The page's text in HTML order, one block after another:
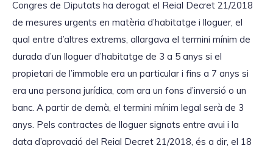
'
Congres de Diputats ha derogat el Reial Decret 21/2018
de mesures urgents en matèria d’habitatge i lloguer, el
qual entre d’altres extrems, allargava el termini mínim de
durada d’un lloguer d’habitatge de 3 a 5 anys si el
propietari de l’immoble era un particular i fins a 7 anys si
era una persona jurídica, com ara un fons d’inversió o un
banc. A partir de demà, el termini mínim legal serà de 3
anys. Pels contractes de lloguer signats entre avui i la
data d’aprovació del Reial Decret 21/2018, és a dir, el 18